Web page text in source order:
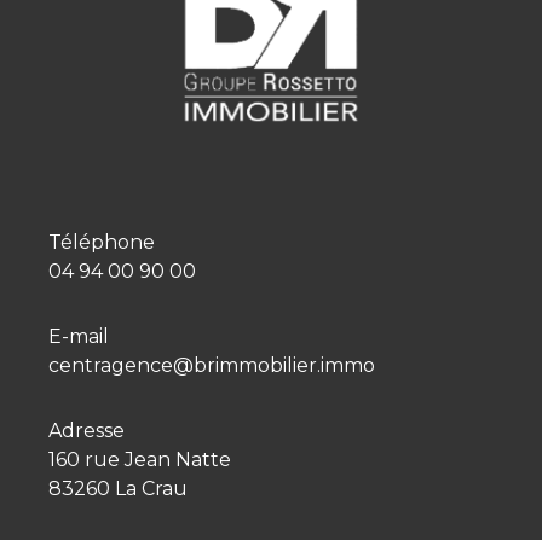
Téléphone
04 94 00 90 00
E-mail
centragence@brimmobilier.immo
Adresse
160 rue Jean Natte
83260 La Crau